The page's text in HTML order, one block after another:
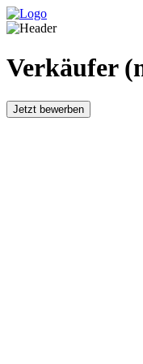
Verkäufer
Jetzt bewerben